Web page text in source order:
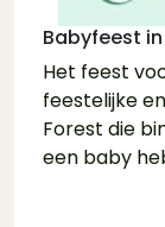
Babyfeest
Het feest
feestelijke
Forest die
een baby